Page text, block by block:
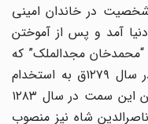
در خاندان امینی
به دنیا آمد و پس از آموختن
مجدالملک” که
از کارکنان با نفوذ وزارت خارجه بود در سال ۱۲۷۹ق به استخدام
وزارت خارجه درآمد و در ضمن داشتن این سمت در سال ۱۲۸۳
­شاه نیز منصوب